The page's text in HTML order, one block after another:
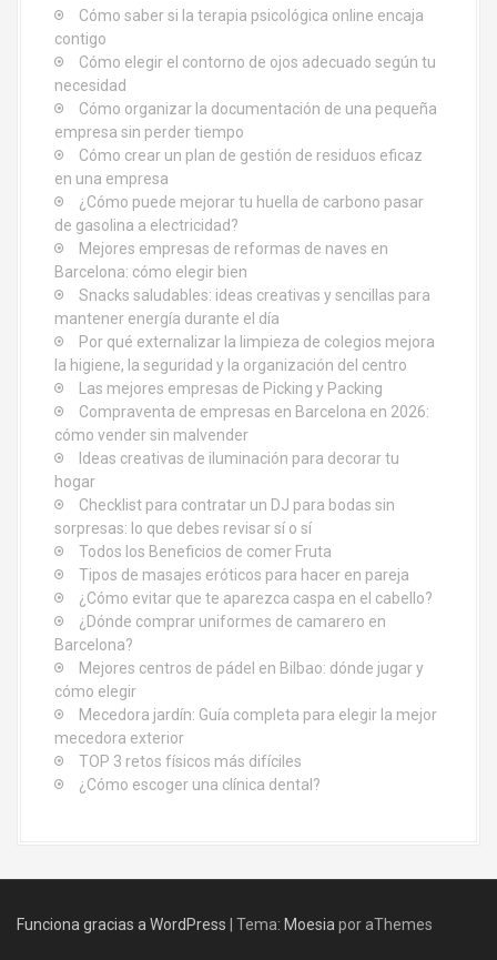
Cómo saber si la terapia psicológica online encaja
contigo
Cómo elegir el contorno de ojos adecuado según tu
necesidad
Cómo organizar la documentación de una pequeña
empresa sin perder tiempo
Cómo crear un plan de gestión de residuos eficaz
en una empresa
¿Cómo puede mejorar tu huella de carbono pasar
de gasolina a electricidad?
Mejores empresas de reformas de naves en
Barcelona: cómo elegir bien
Snacks saludables: ideas creativas y sencillas para
mantener energía durante el día
Por qué externalizar la limpieza de colegios mejora
la higiene, la seguridad y la organización del centro
Las mejores empresas de Picking y Packing
Compraventa de empresas en Barcelona en 2026:
cómo vender sin malvender
Ideas creativas de iluminación para decorar tu
hogar
Checklist para contratar un DJ para bodas sin
sorpresas: lo que debes revisar sí o sí
Todos los Beneficios de comer Fruta
Tipos de masajes eróticos para hacer en pareja
¿Cómo evitar que te aparezca caspa en el cabello?
¿Dónde comprar uniformes de camarero en
Barcelona?
Mejores centros de pádel en Bilbao: dónde jugar y
cómo elegir
Mecedora jardín: Guía completa para elegir la mejor
mecedora exterior
TOP 3 retos físicos más difíciles
¿Cómo escoger una clínica dental?
Funciona gracias a WordPress Tema: Moesia por aThemes